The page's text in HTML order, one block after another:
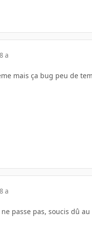
a
mais ça bug peu de
a
passe pas, soucis dû